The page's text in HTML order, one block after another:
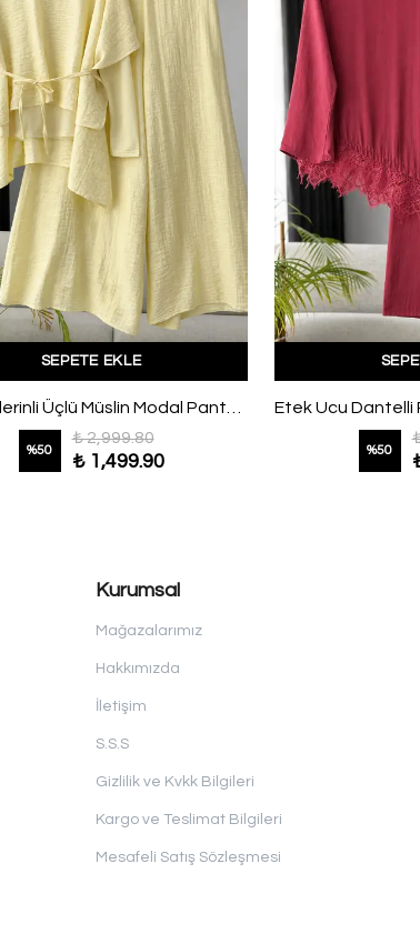
SEPETE EKLE
Üstü Pelerinli Üçlü Müslin Modal Pantolonlu Takım Sarı
%50
₺ 2,999.80
₺ 1,499.90
%50
Kurumsal
Mağazalarımız
Hakkımızda
İletişim
S.S.S
Gizlilik ve Kvkk Bilgileri
Kargo ve Teslimat Bilgileri
Mesafeli Satış Sözleşmesi